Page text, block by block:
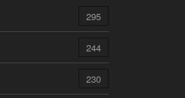
295
244
230